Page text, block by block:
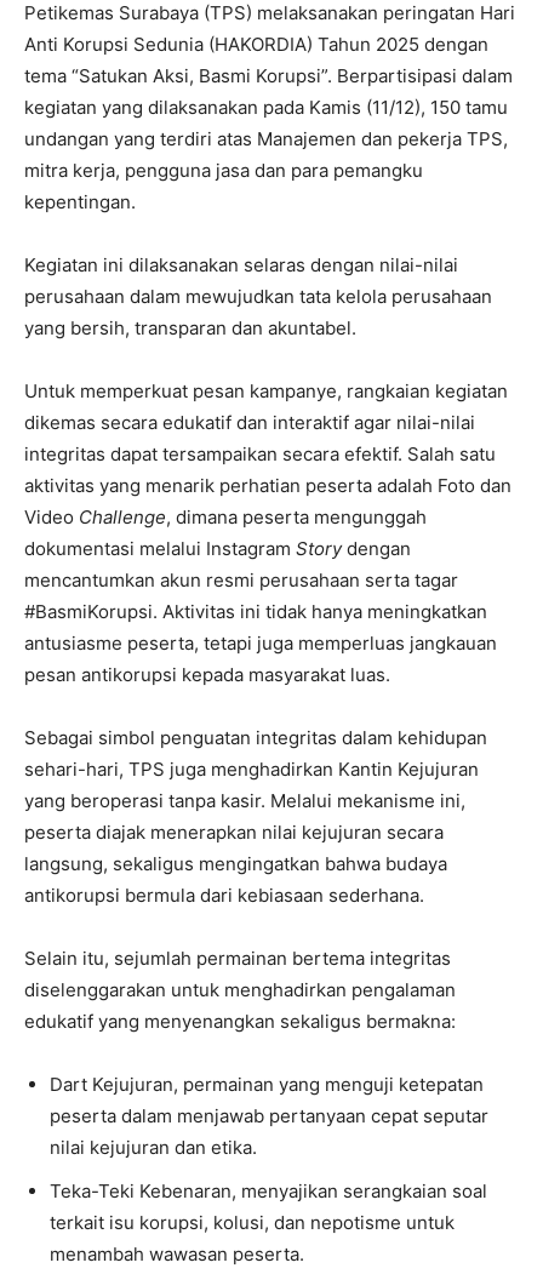
Petikemas Surabaya (TPS) melaksanakan peringatan Hari
Anti Korupsi Sedunia (HAKORDIA) Tahun 2025 dengan
tema “Satukan Aksi, Basmi Korupsi”. Berpartisipasi dalam
kegiatan yang dilaksanakan pada Kamis (11/12), 150 tamu
undangan yang terdiri atas Manajemen dan pekerja TPS,
mitra kerja, pengguna jasa dan para pemangku
kepentingan.
Kegiatan ini dilaksanakan selaras dengan nilai-nilai
perusahaan dalam mewujudkan tata kelola perusahaan
yang bersih, transparan dan akuntabel.
Untuk memperkuat pesan kampanye, rangkaian kegiatan
dikemas secara edukatif dan interaktif agar nilai-nilai
integritas dapat tersampaikan secara efektif. Salah satu
aktivitas yang menarik perhatian peserta adalah Foto dan
Video Challenge, dimana peserta mengunggah
dokumentasi melalui Instagram Storydengan
mencantumkan akun resmi perusahaan serta tagar
#BasmiKorupsi. Aktivitas ini tidak hanya meningkatkan
antusiasme peserta, tetapi juga memperluas jangkauan
pesan antikorupsi kepada masyarakat luas.
Sebagai simbol penguatan integritas dalam kehidupan
sehari-hari, TPS juga menghadirkan Kantin Kejujuran
yang beroperasi tanpa kasir. Melalui mekanisme ini,
peserta diajak menerapkan nilai kejujuran secara
langsung, sekaligus mengingatkan bahwa budaya
antikorupsi bermula dari kebiasaan sederhana.
Selain itu, sejumlah permainan bertema integritas
diselenggarakan untuk menghadirkan pengalaman
edukatif yang menyenangkan sekaligus bermakna:
Dart Kejujuran, permainan yang menguji ketepatan
peserta dalam menjawab pertanyaan cepat seputar
nilai kejujuran dan etika.
Teka-Teki Kebenaran, menyajikan serangkaian soal
terkait isu korupsi, kolusi, dan nepotisme untuk
menambah wawasan peserta.